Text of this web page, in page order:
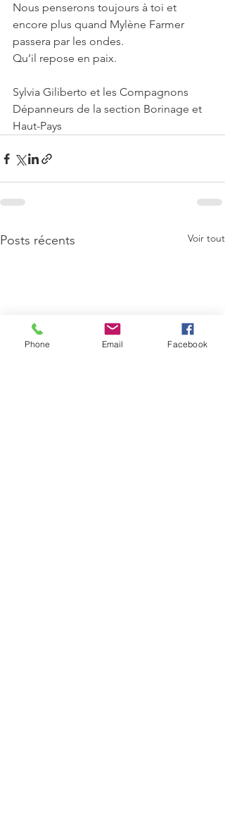
Nous penserons toujours à toi et
encore plus quand Mylène Farmer
passera par les ondes.
Qu’il repose en paix.
Sylvia Giliberto et les Compagnons
Dépanneurs de la section Borinage et
Haut-Pays
Posts récents Voir tout
Phone Email Facebook